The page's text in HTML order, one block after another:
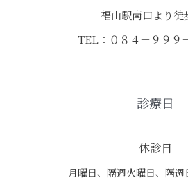
福山駅南口より徒
TEL：０８４－９９９
診療日
休診日
月曜日、隔週火曜日、隔週